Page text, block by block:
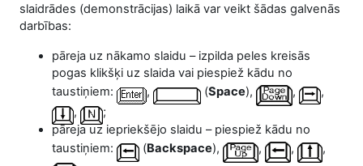
slaidrādes (demonstrācijas) laikā var veikt šādas galvenās
darbības:
pāreja uz nākamo slaidu – izpilda peles kreisās
pogas klikšķi uz slaida vai piespiež kādu no
taustiņiem:
, (Space), ,
,
,
;
pāreja uz iepriekšējo slaidu – piespiež kādu no
taustiņiem:
(Backspace), , ,
,